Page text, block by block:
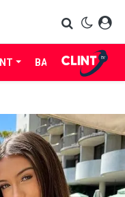
BABES LIFE